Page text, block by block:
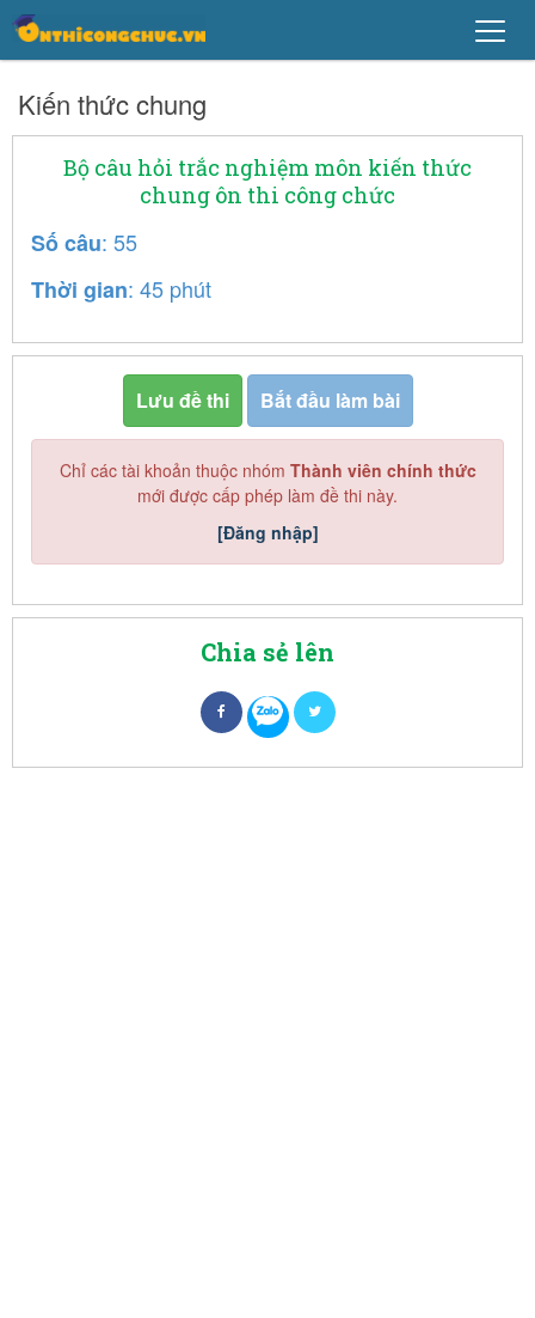
Kiến thức chung
Bộ câu hỏi trắc nghiệm môn kiến thức
chung ôn thi công chức
Số câu: 55
Thời gian: 45 phút
Lưu đề thi Bắt đầu làm bài
Chỉ các tài khoản thuộc nhóm Thành viên chính thức
mới được cấp phép làm đề thi này.
[Đăng nhập]
Chia sẻ lên